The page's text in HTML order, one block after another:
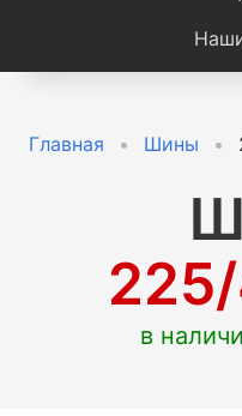
Главная Шины
в